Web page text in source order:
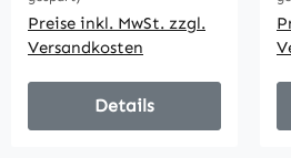
Preise inkl. MwSt. zzgl.
Versandkosten
Details